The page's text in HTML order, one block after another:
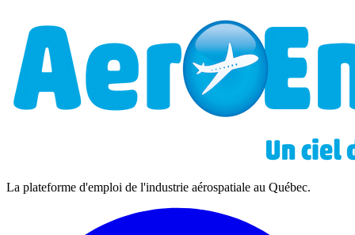
La plateforme d'emploi de l'industrie aérospatiale au Québec.